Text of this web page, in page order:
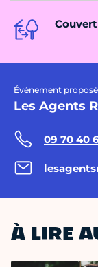
Couvert
Évènement
Les Agents
09 70 40
À LIRE